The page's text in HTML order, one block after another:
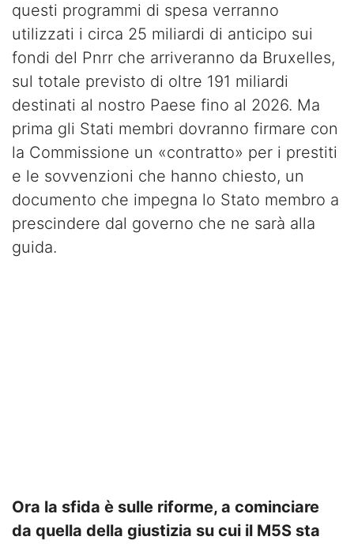
questi programmi di spesa verranno
utilizzati i circa 25 miliardi di anticipo sui
fondi del Pnrr che arriveranno da Bruxelles,
sul totale previsto di oltre 191 miliardi
destinati al nostro Paese fino al 2026. Ma
prima gli Stati membri dovranno firmare con
la Commissione un «contratto» per i prestiti
e le sovvenzioni che hanno chiesto, un
documento che impegna lo Stato membro a
prescindere dal governo che ne sarà alla
guida.
Ora la sfida è sulle riforme, a cominciare
da quella della giustizia su cui il M5S sta